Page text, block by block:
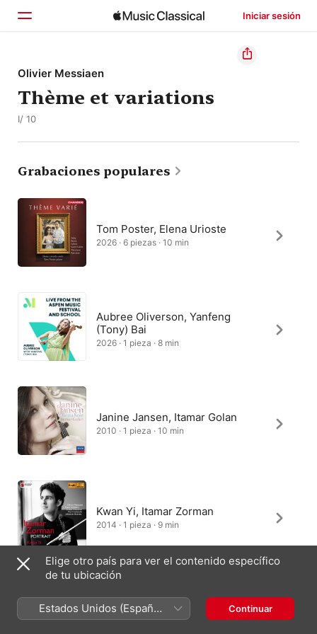
Iniciar sesión
Inicio
Explorar
Olivier Messiaen
Thème et variations
I/ 10
Grabaciones populares
Tom Poster, Elena Urioste
2026 · 6 piezas · 10 min
Aubree Oliverson, Yanfeng
(Tony) Bai
2026 · 1 pieza · 8 min
Janine Jansen, Itamar Golan
2010 · 1 pieza · 10 min
Kwan Yi, Itamar Zorman
2014 · 1 pieza · 9 min
Duo Gazzana
2018 · 1 pieza · 10 min
Elige otro país para ver el contenido específico
de tu ubicación
Estados Unidos (Español
México)
Continuar